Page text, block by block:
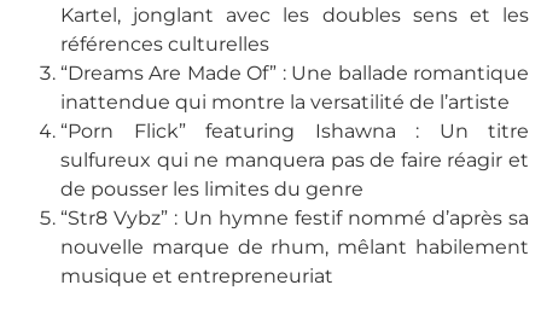
Kartel, jonglant avec les doubles sens et les
références culturelles
“Dreams Are Made Of” : Une ballade romantique
inattendue qui montre la versatilité de l’artiste
“Porn Flick” featuring Ishawna : Un titre
sulfureux qui ne manquera pas de faire réagir et
de pousser les limites du genre
“Str8 Vybz” : Un hymne festif nommé d’après sa
nouvelle marque de rhum, mêlant habilement
musique et entrepreneuriat